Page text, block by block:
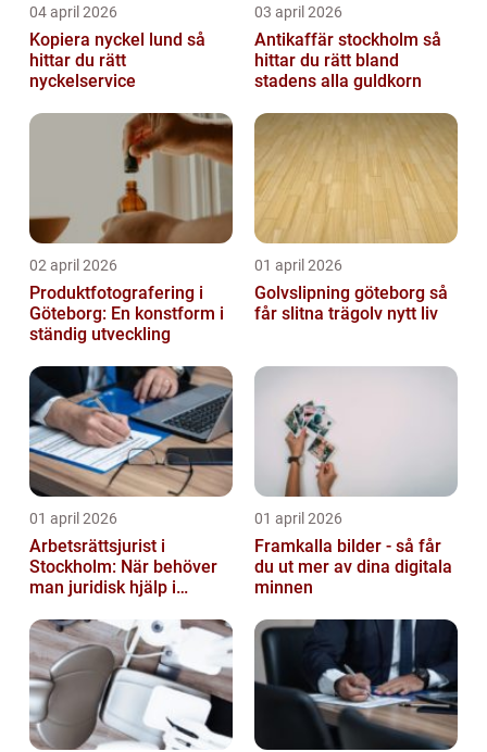
04 april 2026
Kopiera nyckel lund så
hittar du rätt
nyckelservice
03 april 2026
Antikaffär stockholm så
hittar du rätt bland
stadens alla guldkorn
02 april 2026
Produktfotografering i
Göteborg: En konstform i
ständig utveckling
01 april 2026
Golvslipning göteborg så
får slitna trägolv nytt liv
01 april 2026
Arbetsrättsjurist i
Stockholm: När behöver
man juridisk hjälp i
01 april 2026
Framkalla bilder - så får
du ut mer av dina digitala
minnen